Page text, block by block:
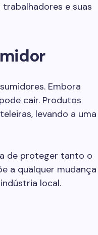
e suas
Embora
cair. Produtos
levando a uma
de proteger tanto o
a qualquer mudança
local.